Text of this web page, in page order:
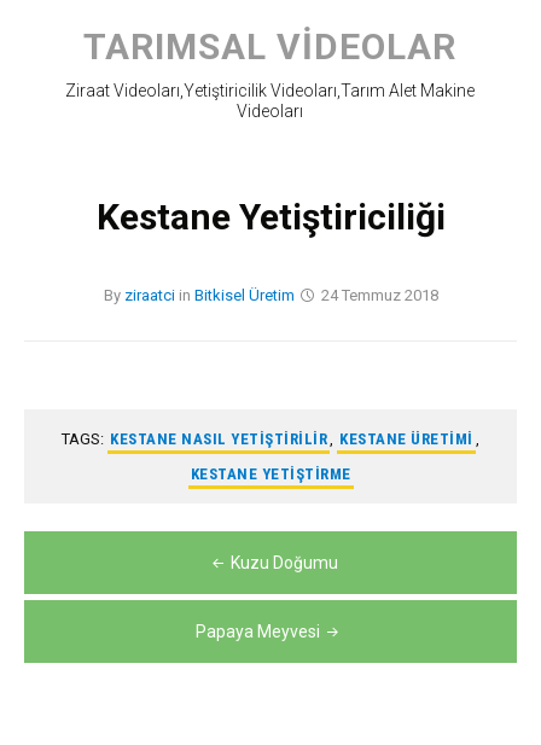
content
TARIMSAL VIDEOLAR
Ziraat Videoları,Yetiştiricilik Videoları,Tarım Alet Makine
Videoları
Kestane Yetiştiriciliği
By ziraatciin Bitkisel Üretim 24 Temmuz 2018
TAGS: KESTANE NASIL YETIŞTIRILIR, KESTANE ÜRETIMI ,
KESTANE YETIŞTIRME
gezinmesi
Kuzu Doğumu
Papaya Meyvesi